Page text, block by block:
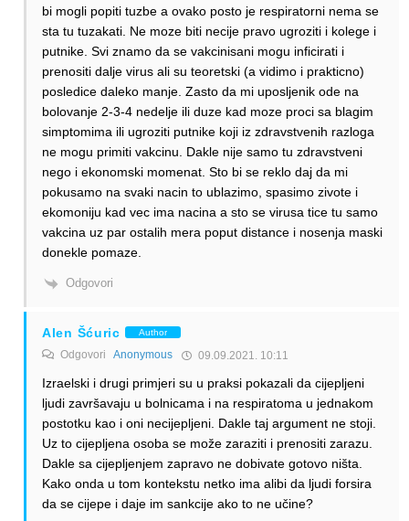
bi mogli popiti tuzbe a ovako posto je respiratorni nema se
sta tu tuzakati. Ne moze biti necije pravo ugroziti i kolege i
putnike. Svi znamo da se vakcinisani mogu inficirati i
prenositi dalje virus ali su teoretski (a vidimo i prakticno)
posledice daleko manje. Zasto da mi uposljenik ode na
bolovanje 2-3-4 nedelje ili duze kad moze proci sa blagim
simptomima ili ugroziti putnike koji iz zdravstvenih razloga
ne mogu primiti vakcinu. Dakle nije samo tu zdravstveni
nego i ekonomski momenat. Sto bi se reklo daj da mi
pokusamo na svaki nacin to ublazimo, spasimo zivote i
ekomoniju kad vec ima nacina a sto se virusa tice tu samo
vakcina uz par ostalih mera poput distance i nosenja maski
donekle pomaze.
Odgovori
Alen Šćuric Author
Odgovori Anonymous 09.09.2021. 10:11
Izraelski i drugi primjeri su u praksi pokazali da cijepljeni
ljudi završavaju u bolnicama i na respiratoma u jednakom
postotku kao i oni necijepljeni. Dakle taj argument ne stoji.
Uz to cijepljena osoba se može zaraziti i prenositi zarazu.
Dakle sa cijepljenjem zapravo ne dobivate gotovo ništa.
Kako onda u tom kontekstu netko ima alibi da ljudi forsira
da se cijepe i daje im sankcije ako to ne učine?